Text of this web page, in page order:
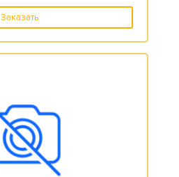
Заказать